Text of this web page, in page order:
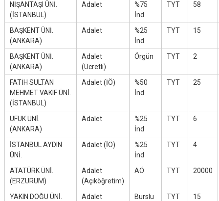
NİŞANTAŞI ÜNİ.
(İSTANBUL)
Adalet
%75
İnd
TYT 58
BAŞKENT ÜNİ.
(ANKARA)
Adalet
%25
İnd
TYT 15
BAŞKENT ÜNİ.
(ANKARA)
Adalet
(Ücretli)
Örgün TYT 2
FATİH SULTAN
MEHMET VAKIF ÜNİ.
(İSTANBUL)
Adalet (İÖ)
%50
İnd
TYT 25
UFUK ÜNİ.
(ANKARA)
Adalet
%25
İnd
TYT 6
İSTANBUL AYDIN
ÜNİ.
Adalet (İÖ)
%25
İnd
TYT 4
ATATÜRK ÜNİ.
(ERZURUM)
Adalet
(Açıköğretim)
AÖ TYT 20000
YAKIN DOĞU ÜNİ.
Adalet Burslu TYT 15